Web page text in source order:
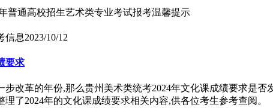
普通高校招生艺术类专业考试报考温馨提示
信息2023/10/12
要求
步改革的年份,那么贵州美术类统考2024年文化课成绩要求是
了2024年的文化课成绩要求相关内容,供各位考生参考查阅。